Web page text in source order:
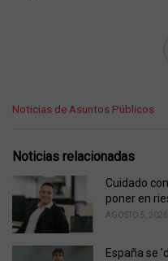
C
e
r
e
Noticias de Asuntos Públicos
Noticias relacionadas
Cuidado
poner en
AGOSTO 5, 2026
España se